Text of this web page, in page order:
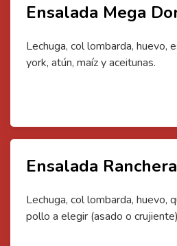
Ensalada Mega
Lechuga, col lombarda, huevo,
york, atún, maíz y aceitunas.
Ensalada Ranchera
Lechuga, col lombarda, huevo,
pollo a elegir (asado o